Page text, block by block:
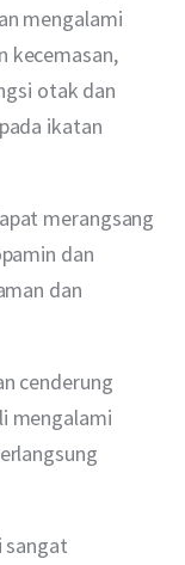
mengalami
kecemasan,
otak dan
ikatan
merangsang
dan
dan
cenderung
mengalami
sangat